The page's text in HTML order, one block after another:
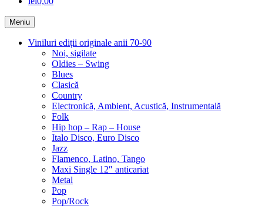
Meniu
Viniluri ediții originale anii 70-90
Noi, sigilate
Oldies – Swing
Blues
Clasică
Country
Electronică, Ambient, Acustică, Instrumentală
Folk
Hip hop – Rap – House
Italo Disco, Euro Disco
Jazz
Flamenco, Latino, Tango
Maxi Single 12″ anticariat
Metal
Pop
Pop/Rock